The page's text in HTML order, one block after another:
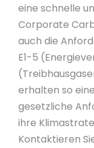
eine schnelle
Corporate
auch die
E1-5
erhalten so
gesetzliche
ihre
Kontaktieren